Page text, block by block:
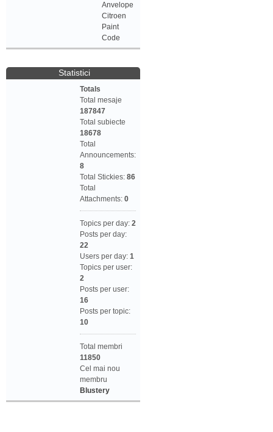
Anvelope
Citroen
Paint
Code
Statistici
Totals
Total mesaje
187847
Total subiecte
18678
Total
Announcements:
8
Total Stickies: 86
Total
Attachments: 0
Topics per day: 2
Posts per day:
22
Users per day: 1
Topics per user:
2
Posts per user:
16
Posts per topic:
10
Total membri
11850
Cel mai nou
membru
Blustery